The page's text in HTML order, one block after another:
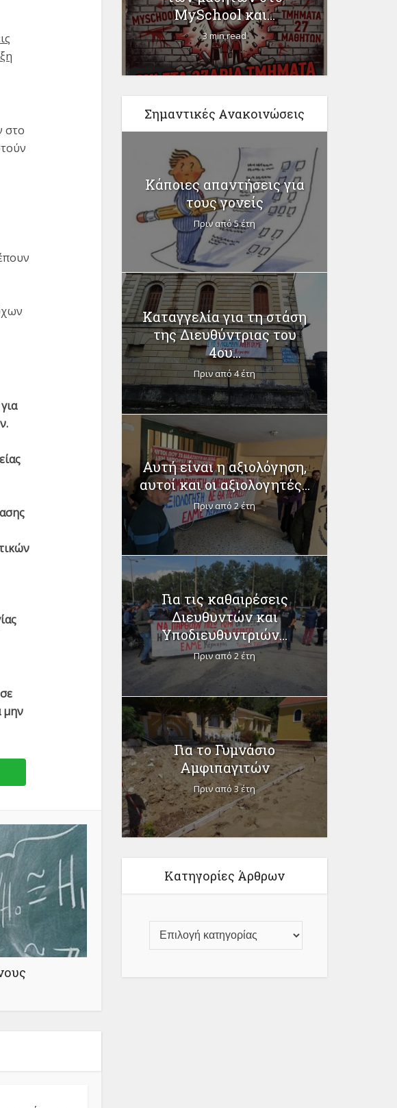
στο
μην
min read
MySchool και...
3 min read
Σημαντικές Ανακοινώσεις
Κάποιες απαντήσεις για
τους γονείς
Πριν από 5 έτη
Καταγγελία για τη στάση
της Διευθύντριας του
4ου...
Πριν από 4 έτη
Αυτή είναι η αξιολόγηση,
αυτοί και οι αξιολογητές...
Πριν από 2 έτη
Για τις καθαιρέσεις
Διευθυντών και
Υποδιευθυντριών...
Πριν από 2 έτη
Για το Γυμνάσιο
Αμφιπαγιτών
Πριν από 3 έτη
Κατηγορίες Άρθρων